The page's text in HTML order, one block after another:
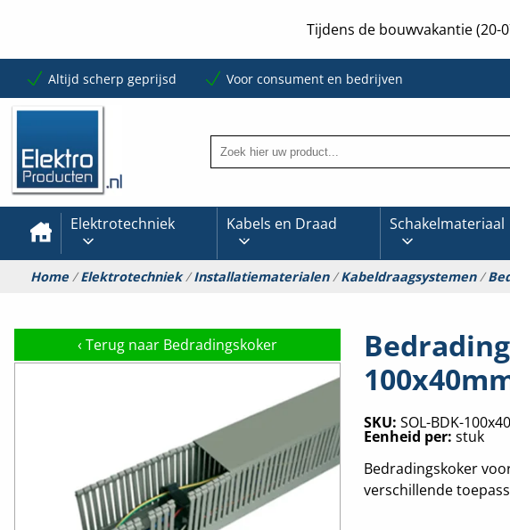
Tijdens de bouwvakantie (20-
Altijd scherp geprijsd Voor consument en bedrijven
Elektrotechniek Kabels en Draad Schakelmateriaal
Home/Elektrotechniek/Installatiematerialen/Kabeldraagsystemen/
‹ Terug naar Bedradingskoker
SKU: SOL-BDK-100x40
Eenheid per: stuk
Bedradingskoker
verschillende